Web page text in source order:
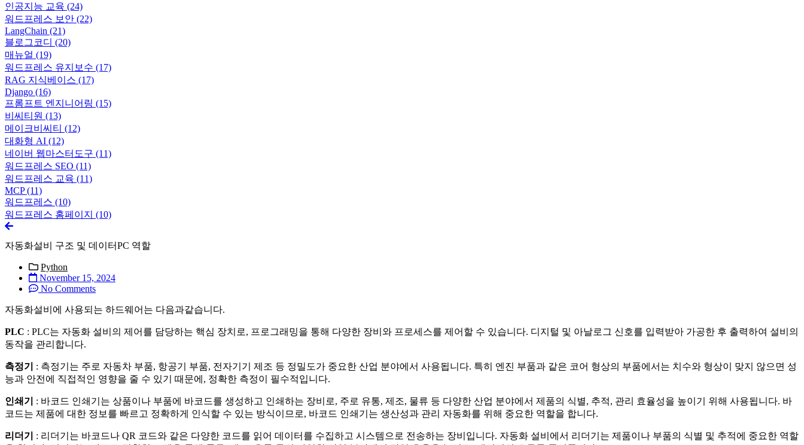
인공지능 교육 (24)
워드프레스 보안 (22)
LangChain (21)
블로그코디 (20)
매뉴얼 (19)
워드프레스 유지보수 (17)
RAG 지식베이스 (17)
Django (16)
프롬프트 엔지니어링 (15)
비씨티원 (13)
메이크비씨티 (12)
대화형 AI (12)
네이버 웹마스터도구 (11)
워드프레스 SEO (11)
워드프레스 교육 (11)
MCP(11)
워드프레스 (10)
워드프레스 홈페이지 (10)
자동화설비 구조 및 데이터PC 역할
Python
November 15, 2024
No Comments
자동화설비에 사용되는 하드웨어는 다음과같습니다.
PLC : PLC는 자동화 설비의 제어를 담당하는 핵심 장치로, 프로그래밍을 통해 다양한 장비와 프로세스를 제어할 수 있습니다. 디지털 및 아날로그 신호를 입력받아 가공한 후 출력하여 설비의
동작을 관리합니다.
측정기
: 측정기는 주로 자동차 부품, 항공기 부품, 전자기기 제조 등 정밀도가 중요한 산업 분야에서 사용됩니다. 특히 엔진 부품과 같은 코어 형상의 부품에서는 치수와 형상이 맞지 않으면 성
능과 안전에 직접적인 영향을 줄 수 있기 때문에, 정확한 측정이 필수적입니다.
인쇄기
: 바코드 인쇄기는 상품이나 부품에 바코드를 생성하고 인쇄하는 장비로, 주로 유통, 제조, 물류 등 다양한 산업 분야에서 제품의 식별, 추적, 관리 효율성을 높이기 위해 사용됩니다. 바
코드는 제품에 대한 정보를 빠르고 정확하게 인식할 수 있는 방식이므로, 바코드 인쇄기는 생산성과 관리 자동화를 위해 중요한 역할을 합니다.
리더기
: 리더기는 바코드나 QR 코드와 같은 다양한 코드를 읽어 데이터를 수집하고 시스템으로 전송하는 장비입니다. 자동화 설비에서 리더기는 제품이나 부품의 식별 및 추적에 중요한 역할